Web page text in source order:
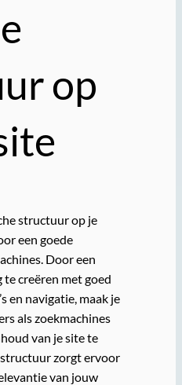
op
structuur op je
een goede
Door een
creëren met goed
en navigatie, maak je
als zoekmachines
van je site te
zorgt ervoor
van jouw